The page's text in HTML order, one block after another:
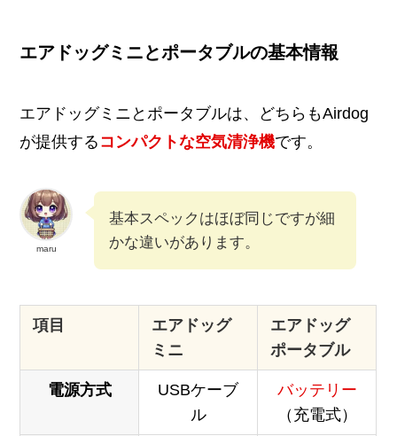
エアドッグミニとポータブルの基本情報
エアドッグミニとポータブルは、どちらもAirdog
が提供する コンパクトな空気清浄機です。
maru
基本スペックはほぼ同じですが細
かな違いがあります。
項目
エアドッグ
ミニ
エアドッグ
ポータブル
電源方式
USBケーブ
ル
バッテリー
（充電式）